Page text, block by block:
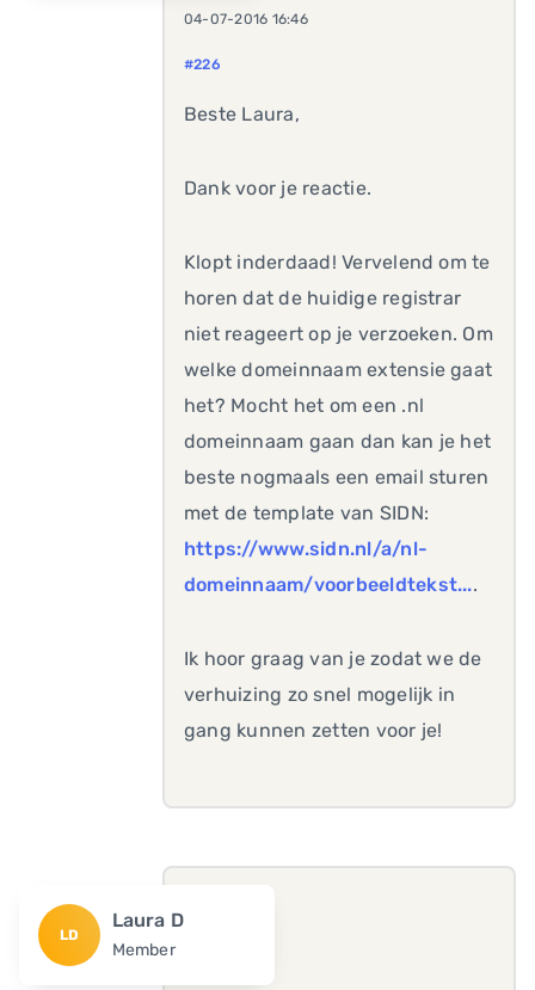
04-07-2016 16:46
#226
Beste Laura,
Dank voor je reactie.
Klopt inderdaad! Vervelend om te
horen dat de huidige registrar
niet reageert op je verzoeken. Om
welke domeinnaam extensie gaat
het? Mocht het om een .nl
domeinnaam gaan dan kan je het
beste nogmaals een email sturen
met de template van SIDN:
https://www.sidn.nl/a/nl-
domeinnaam/voorbeeldtekst....
Ik hoor graag van je zodat we de
verhuizing zo snel mogelijk in
gang kunnen zetten voor je!
LD
Laura D
Member